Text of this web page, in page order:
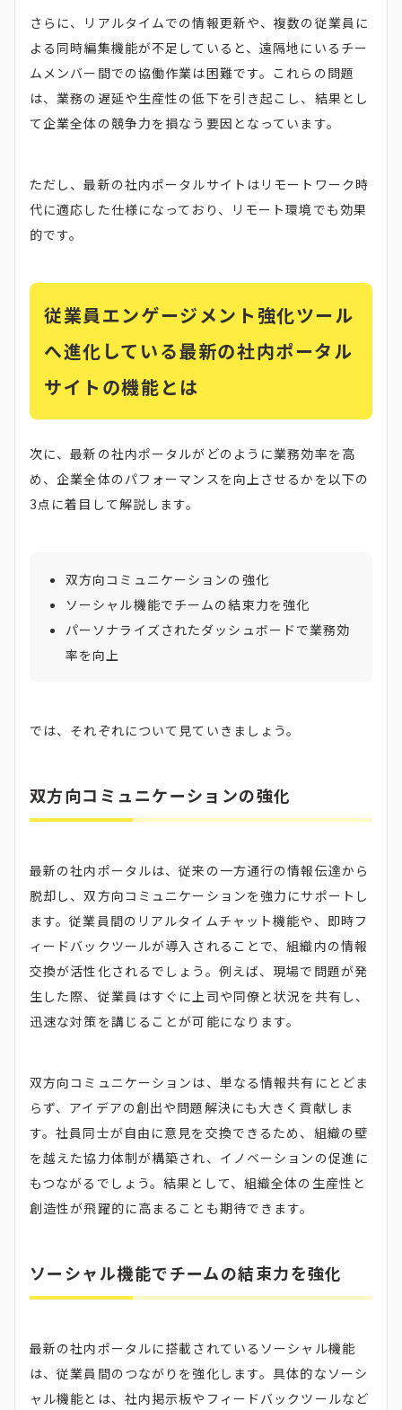
さらに、リアルタイムでの情報更新や、複数の従業員に
よる同時編集機能が不足していると、遠隔地にいるチー
ムメンバー間での協働作業は困難です。これらの問題
は、業務の遅延や生産性の低下を引き起こし、結果とし
て企業全体の競争力を損なう要因となっています。
ただし、最新の社内ポータルサイトはリモートワーク時
代に適応した仕様になっており、リモート環境でも効果
的です。
従業員エンゲージメント強化ツール
へ進化している最新の社内ポータル
サイトの機能とは
次に、最新の社内ポータルがどのように業務効率を高
め、企業全体のパフォーマンスを向上させるかを以下の
3点に着目して解説します。
双方向コミュニケーションの強化
ソーシャル機能でチームの結束力を強化
パーソナライズされたダッシュボードで業務効
率を向上
では、それぞれについて見ていきましょう。
双方向コミュニケーションの強化
最新の社内ポータルは、従来の一方通行の情報伝達から
脱却し、双方向コミュニケーションを強力にサポートし
ます。従業員間のリアルタイムチャット機能や、即時フ
ィードバックツールが導入されることで、組織内の情報
交換が活性化されるでしょう。例えば、現場で問題が発
生した際、従業員はすぐに上司や同僚と状況を共有し、
迅速な対策を講じることが可能になります。
双方向コミュニケーションは、単なる情報共有にとどま
らず、アイデアの創出や問題解決にも大きく貢献しま
す。社員同士が自由に意見を交換できるため、組織の壁
を越えた協力体制が構築され、イノベーションの促進に
もつながるでしょう。結果として、組織全体の生産性と
創造性が飛躍的に高まることも期待できます。
ソーシャル機能でチームの結束力を強化
最新の社内ポータルに搭載されているソーシャル機能
は、従業員間のつながりを強化します。具体的なソーシ
ャル機能とは、社内掲示板やフィードバックツールなど